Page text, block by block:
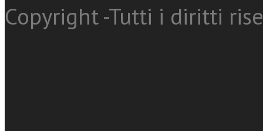
Copyright -Tutti i diritti